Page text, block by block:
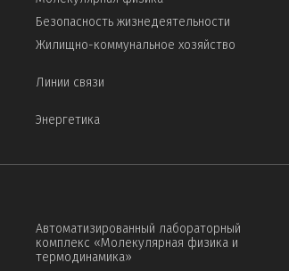
Безопасность жизнедеятельности
Жилищно-коммунальное хозяйство
Линии связи
Энергетика
Автоматизированный лабораторный
комплекс «Молекулярная физика и
термодинамика»